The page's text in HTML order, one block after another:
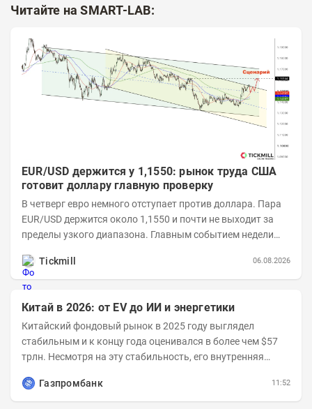
Читайте на SMART-LAB:
EUR/USD держится у 1,1550: рынок труда США
готовит доллару главную проверку
В четверг евро немного отступает против доллара. Пара
EUR/USD держится около 1,1550 и почти не выходит за
пределы узкого диапазона. Главным событием недели
Tickmill
06.08.2026
Китай в 2026: от EV до ИИ и энергетики
Китайский фондовый рынок в 2025 году выглядел
стабильным и к концу года оценивался в более чем $57
трлн. Несмотря на эту стабильность, его внутренняя
Газпромбанк
11:52